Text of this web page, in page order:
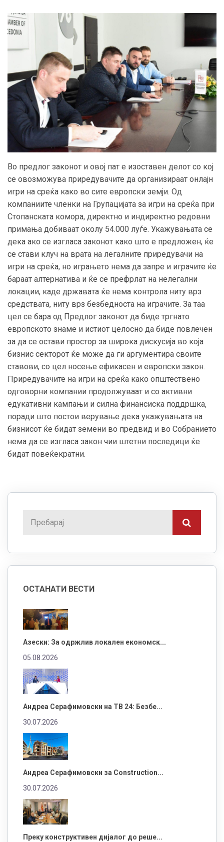
Во предлог законот и овој пат е изоставен делот со кој
се овозможува приредувачите да организираат онлајн
игри на среќа како во сите европски земји. Од
компаниите членки на Групацијата за игри на среќа при
Стопанската комора, директно и индиректно редовни
примања добиваат околу 54.000 луѓе. Укажувањата се
дека ако се изгласа законот како што е предложен, ќе
се стави клуч на врата на легалните приредувачи на
игри на среќа, но играњето нема да запре и играчите ќе
бараат алтернатива и ќе се префрлат на нелегални
локации, каде државата ќе нема контрола ниту врз
средствата, ниту врз безбедноста на играчите. За таа
цел се бара од Предлог законот да биде тргнато
европското знаме и истиот целосно да биде повлечен
за да се остави простор за широка дискусија во која
бизнис секторот ќе може да ги аргументира своите
ставови, со цел носење ефикасен и европски закон.
Приредувачите на игри на среќа како општествено
одговорни компании продолжуваат и со активни
едукативни кампањи и силна финансиска поддршка,
поради што постои верување дека укажувањата на
бизнисот ќе бидат земени во предвид и во Собранието
нема да се изгласа закон чии штетни последици ќе
бидат повеќекратни.
ОСТАНАТИ ВЕСТИ
Азески: За одржлив локален економск...
05.08.2026
Андреа Серафимовски на ТВ 24: Безбе...
30.07.2026
Андреа Серафимовски за Construction...
30.07.2026
Преку конструктивен дијалог до реше...